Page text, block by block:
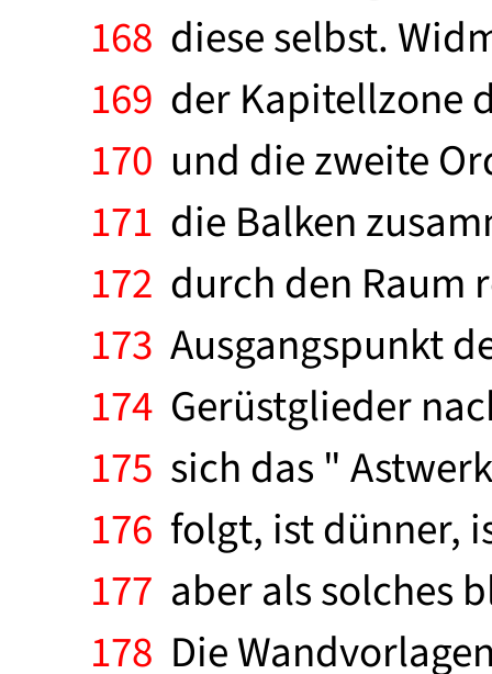
168 diese selbst.
169 der Kapitellzone
170 und die zweite
171 die Balken
172 durch den Raum
173 Ausgangspunkt
174 Gerüstglieder
175 sich das "
176 folgt, ist dünner,
177 aber als solches
178 Die